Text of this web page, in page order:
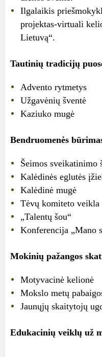
Ilgalaikis
projektas-virtuali
Lietuvą“.
Tautinių tradicijų
Advento rytmetys
Užgavėnių šventė
Kaziuko mugė
Bendruomenės
Šeimos sveikatinimo
Kalėdinės eglutės
Kalėdinė mugė
Tėvų komiteto veikla
„Talentų šou“
Konferencija „Mano
Mokinių pažangos
Motyvacinė kelionė
Mokslo metų
Jaunųjų skaitytojų
Edukacinių veiklų už